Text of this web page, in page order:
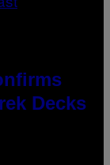
Decks